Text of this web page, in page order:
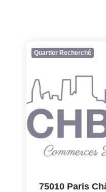
Quartier Recherché